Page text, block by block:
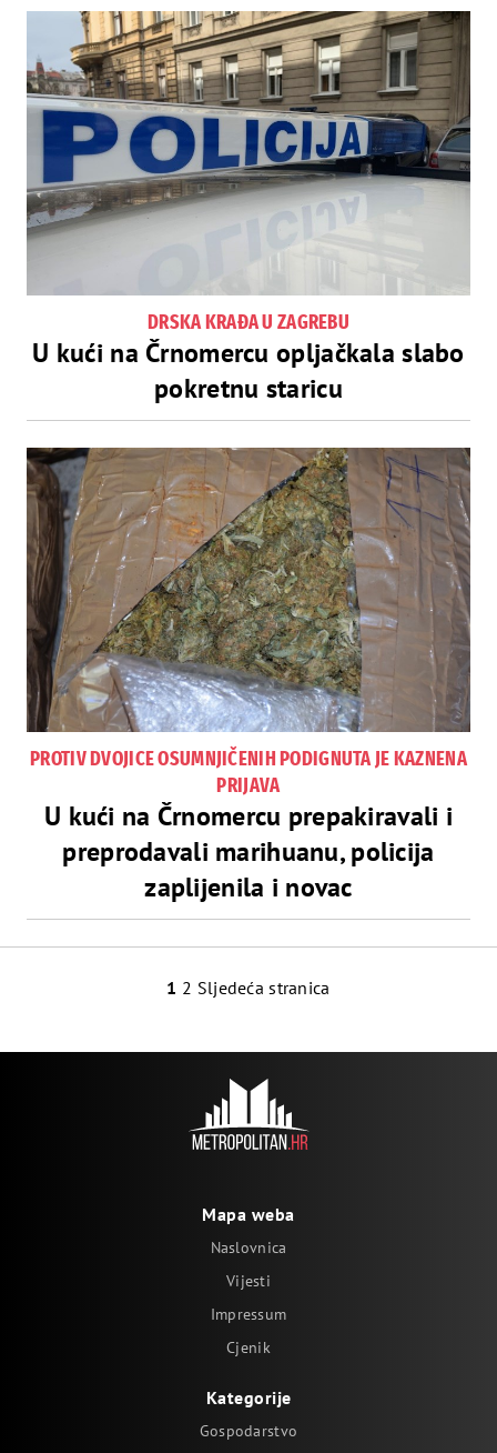
DRSKA KRAĐA U ZAGREBU
U kući na Črnomercu opljačkala slabo
pokretnu staricu
PROTIV DVOJICE OSUMNJIČENIH PODIGNUTA JE KAZNENA
PRIJAVA
U kući na Črnomercu prepakiravali i
preprodavali marihuanu, policija
zaplijenila i novac
1 2 Sljedeća stranica
Mapa weba
Naslovnica
Vijesti
Impressum
Cjenik
Kategorije
Gospodarstvo